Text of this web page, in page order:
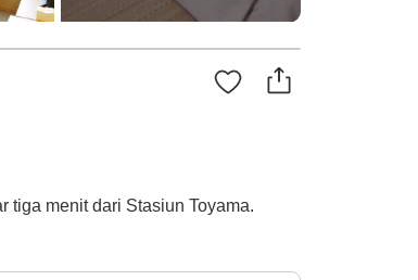
tiga menit dari Stasiun Toyama.